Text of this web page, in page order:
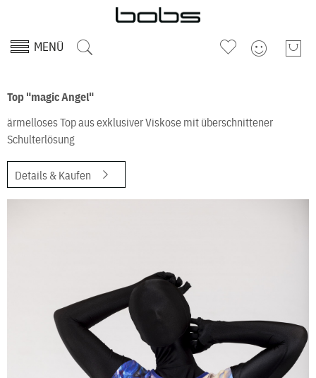
MENÜ
Top "magic Angel"
ärmelloses Top aus exklusiver Viskose mit überschnittener
Schulterlösung
Details & Kaufen